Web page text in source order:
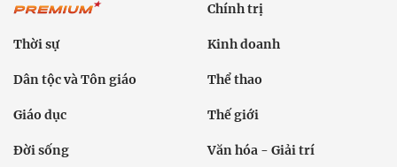
Chính trị
Thời sự Kinh doanh
Dân tộc và Tôn giáo Thể thao
Giáo dục Thế giới
Đời sống Văn hóa - Giải trí